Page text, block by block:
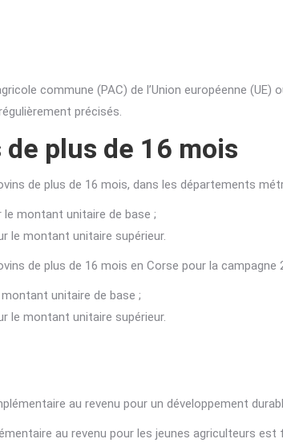
commune (PAC) de l’Union européenne
précisés.
de plus de 16 mois
de plus de 16 mois, dans les départements
le montant unitaire de base ;
le montant unitaire supérieur.
de plus de 16 mois en Corse pour la
unitaire de base ;
le montant unitaire supérieur.
au revenu pour un développement
au revenu pour les jeunes agriculteurs est